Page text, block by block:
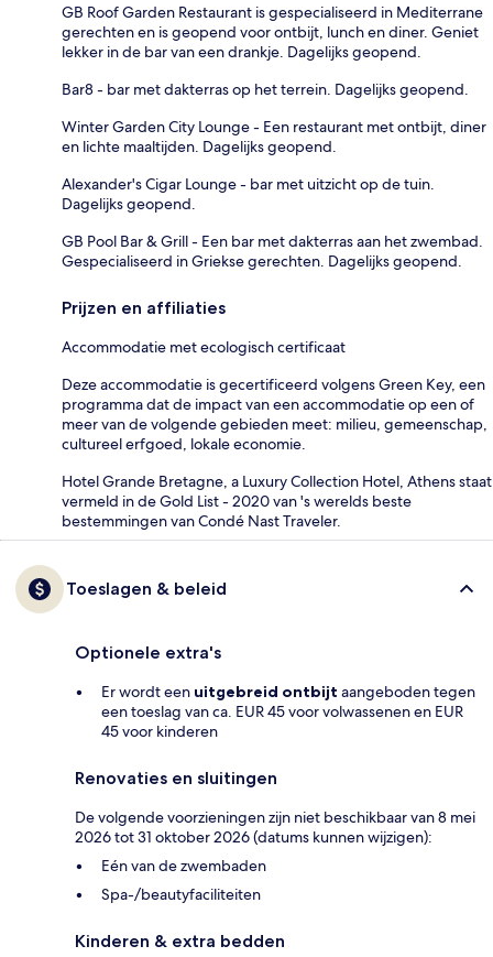
GB Roof Garden Restaurant is gespecialiseerd in Mediterrane
gerechten en is geopend voor ontbijt, lunch en diner. Geniet
lekker in de bar van een drankje. Dagelijks geopend.
Bar8 - bar met dakterras op het terrein. Dagelijks geopend.
Winter Garden City Lounge - Een restaurant met ontbijt, diner
en lichte maaltijden. Dagelijks geopend.
Alexander's Cigar Lounge - bar met uitzicht op de tuin.
Dagelijks geopend.
GB Pool Bar & Grill - Een bar met dakterras aan het zwembad.
Gespecialiseerd in Griekse gerechten. Dagelijks geopend.
Prijzen en affiliaties
Accommodatie met ecologisch certificaat
Deze accommodatie is gecertificeerd volgens Green Key, een
programma dat de impact van een accommodatie op een of
meer van de volgende gebieden meet: milieu, gemeenschap,
cultureel erfgoed, lokale economie.
Hotel Grande Bretagne, a Luxury Collection Hotel, Athens staat
vermeld in de Gold List - 2020 van 's werelds beste
bestemmingen van Condé Nast Traveler.
Toeslagen & beleid
Optionele extra's
Er wordt een uitgebreid ontbijt aangeboden tegen
een toeslag van ca. EUR 45 voor volwassenen en EUR
45 voor kinderen
Renovaties en sluitingen
De volgende voorzieningen zijn niet beschikbaar van 8 mei
2026 tot 31 oktober 2026 (datums kunnen wijzigen):
Eén van de zwembaden
Spa-/beautyfaciliteiten
Kinderen & extra bedden